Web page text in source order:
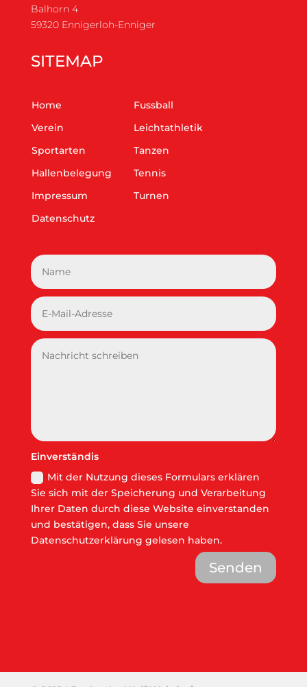
Balhorn 4
59320 Ennigerloh-Enniger
SITEMAP
Home
Verein
Sportarten
Hallenbelegung
Impressum
Datenschutz
Fussball
Leichtathletik
Tanzen
Tennis
Turnen
Einverständis
Mit der Nutzung dieses Formulars erklären
Sie sich mit der Speicherung und Verarbeitung
Ihrer Daten durch diese Website einverstanden
und bestätigen, dass Sie unsere
Datenschutzerklärung gelesen haben.
Senden